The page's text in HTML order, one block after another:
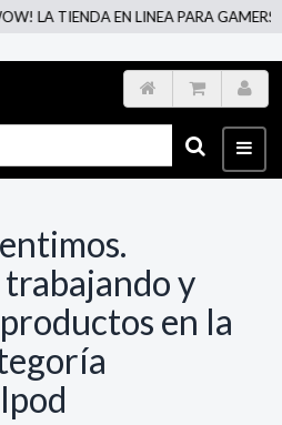
LA TIENDA EN LINEA PARA GAMERS -
trabajando y
en la
Ipod